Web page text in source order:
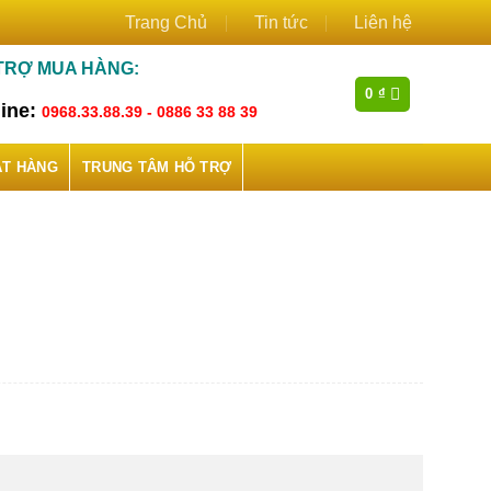
Trang Chủ Tin tức Liên hệ
MUA HÀNG:
0968.33.88.39 - 0886 33 88 39
0 ₫
HÀNG TRUNG TÂM HỖ TRỢ